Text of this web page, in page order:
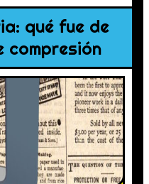
qué fue de
compresión